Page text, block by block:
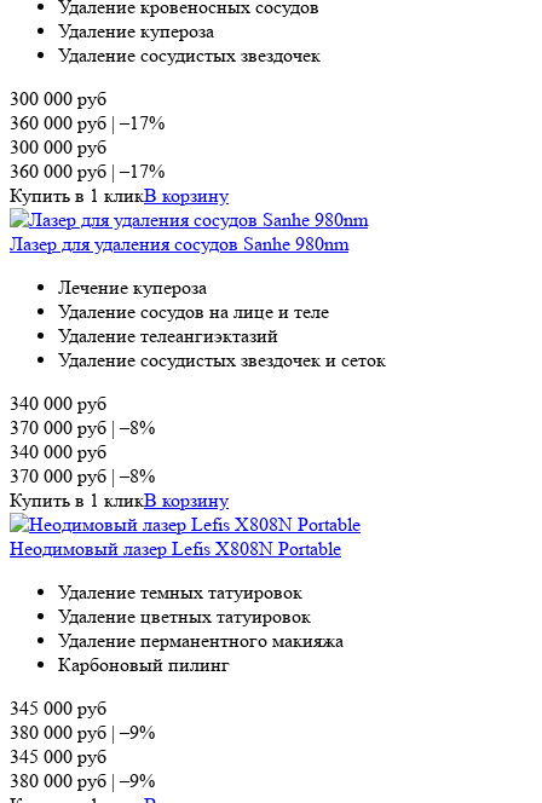
Удаление кровеносных сосудов
Удаление купероза
Удаление сосудистых звездочек
300 000 руб
360 000 руб |–17%
300 000 руб
360 000 руб |–17%
Купить в 1 кликВ корзину
Лазер для удаления сосудов Sanhe 980nm
Лечение купероза
Удаление сосудов на лице и теле
Удаление телеангиэктазий
Удаление сосудистых звездочек и сеток
340 000 руб
370 000 руб |–8%
340 000 руб
370 000 руб |–8%
Купить в 1 кликВ корзину
Неодимовый лазер Lefis X808N Portable
Удаление темных татуировок
Удаление цветных татуировок
Удаление перманентного макияжа
Карбоновый пилинг
345 000 руб
380 000 руб |–9%
345 000 руб
380 000 руб |–9%